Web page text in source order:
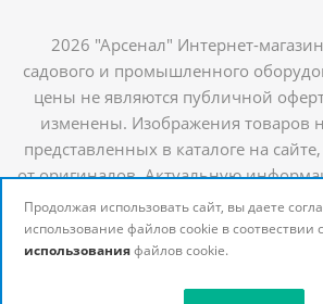
2026 "Арсенал" Интернет-
садового и промышленного
цены не являются публичной
изменены. Изображения товаров
представленных в каталоге на
от оригиналов. Актуальную
наличии товаров можно
менеджеров
Продолжая использовать сайт, вы даете
использование файлов cookie в соотвествии с
использованияфайлов cookie.